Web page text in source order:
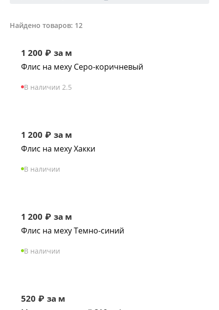
Найдено товаров: 12
1 200 ₽ за м
Флис на меху Серо-коричневый
В наличии 2.5
1 200 ₽ за м
Флис на меху Хакки
В наличии
1 200 ₽ за м
Флис на меху Темно-синий
В наличии
520 ₽ за м